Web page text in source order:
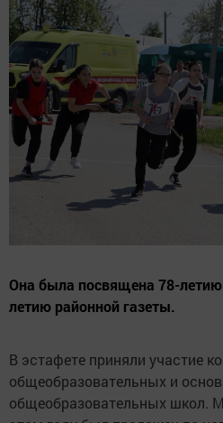
Она была посвящена 78-
летию районной газеты.
В эстафете приняли участие
общеобразовательных и
общеобразовательных школ.